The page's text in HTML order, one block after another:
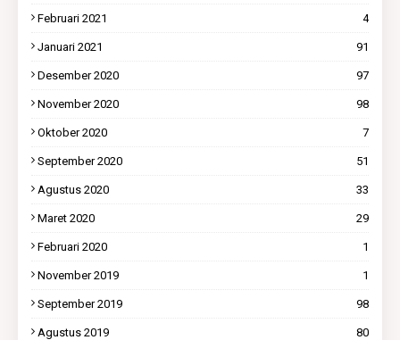
Februari 2021 4
Januari 2021 91
Desember 2020 97
November 2020 98
Oktober 2020 7
September 2020 51
Agustus 2020 33
Maret 2020 29
Februari 2020 1
November 2019 1
September 2019 98
Agustus 2019 80